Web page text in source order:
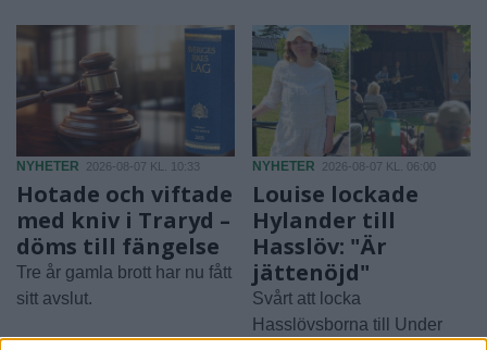
NYHETER 2026-08-07 KL. 10:33
Hotade och viftade
med kniv i Traryd –
döms till fängelse
Tre år gamla brott har nu fått
sitt avslut.
NYHETER 2026-08-07 KL. 06:00
Louise lockade
Hylander till
Hasslöv: "Är
jättenöjd"
Svårt att locka
Hasslövsborna till Under